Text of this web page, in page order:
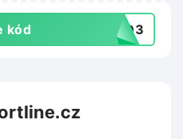
kód CGD3